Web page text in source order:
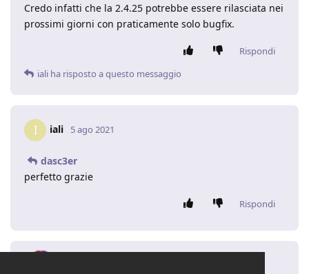
Credo infatti che la 2.4.25 potrebbe essere rilasciata nei
prossimi giorni con praticamente solo bugfix.
Rispondi
iali ha risposto a questo messaggio
I iali 5 ago 2021
dasc3er
perfetto grazie
Rispondi